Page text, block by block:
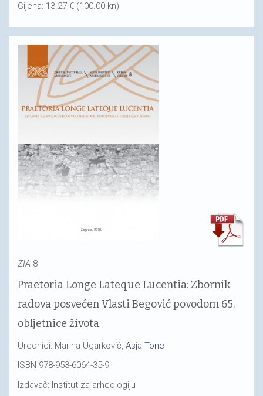
Cijena: 13.27 € (100.00 kn)
ZIA 8
Praetoria Longe Lateque Lucentia: Zbornik
radova posvećen Vlasti Begović povodom 65.
obljetnice života
Urednici: Marina Ugarković, Asja Tonc
ISBN 978-953-6064-35-9
Izdavač: Institut za arheologiju